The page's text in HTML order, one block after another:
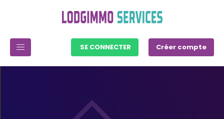
SE CONNECTER Créer compte